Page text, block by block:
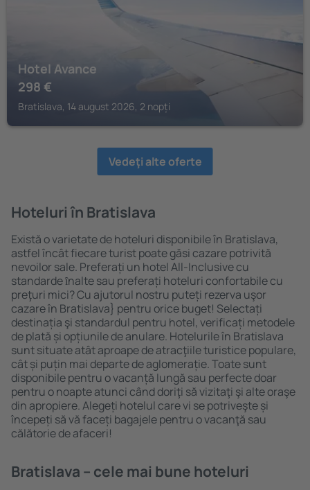
Hotel Avance
298 €
Bratislava, 14 august 2026, 2 nopți
Vedeţi alte oferte
Hoteluri în Bratislava
Există o varietate de hoteluri disponibile în Bratislava,
astfel încât fiecare turist poate găsi cazare potrivită
nevoilor sale. Preferați un hotel All-Inclusive cu
standarde ȋnalte sau preferați hoteluri confortabile cu
preţuri mici? Cu ajutorul nostru puteți rezerva uşor
cazare în Bratislava} pentru orice buget! Selectați
destinația şi standardul pentru hotel, verificați metodele
de plată și opțiunile de anulare. Hotelurile în Bratislava
sunt situate atât aproape de atracţiile turistice populare,
cât și puțin mai departe de aglomerație. Toate sunt
disponibile pentru o vacanță lungă sau perfecte doar
pentru o noapte atunci când doriţi să vizitaţi şi alte oraşe
din apropiere. Alegeți hotelul care vi se potriveşte și
începeți să vă faceți bagajele pentru o vacanţă sau
călătorie de afaceri!
Bratislava – cele mai bune hoteluri